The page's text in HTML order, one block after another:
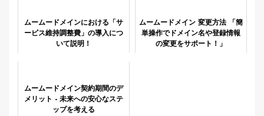
ムームードメインにおける「サ
ービス維持調整費」の導入につ
いて説明！
ムームードメイン 変更方法 「簡
単操作でドメイン名や登録情報
の変更をサポート！」
ムームードメイン契約期間のデ
メリット - 未来への安心なステ
ップを考える